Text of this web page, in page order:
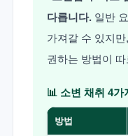
다릅니다.일반
가져갈 수 있지
권하는 방법이
📊 소변 채취 4
방법